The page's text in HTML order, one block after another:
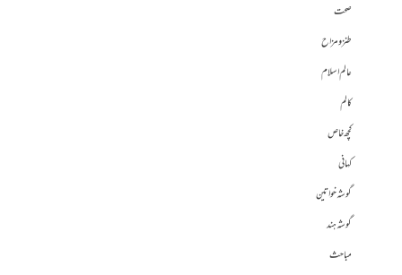
صحت
طنز و مزاح
عالم اسلام
کالم
کچھ خاص
کہانی
گوشہ خواتین
گوشہ ہند
مباحث